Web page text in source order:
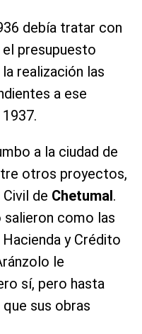
debía tratar con
presupuesto
realización las
a ese
a la ciudad de
otros proyectos,
de Chetumal .
salieron como las
y Crédito
le
sí, pero hasta
sus obras